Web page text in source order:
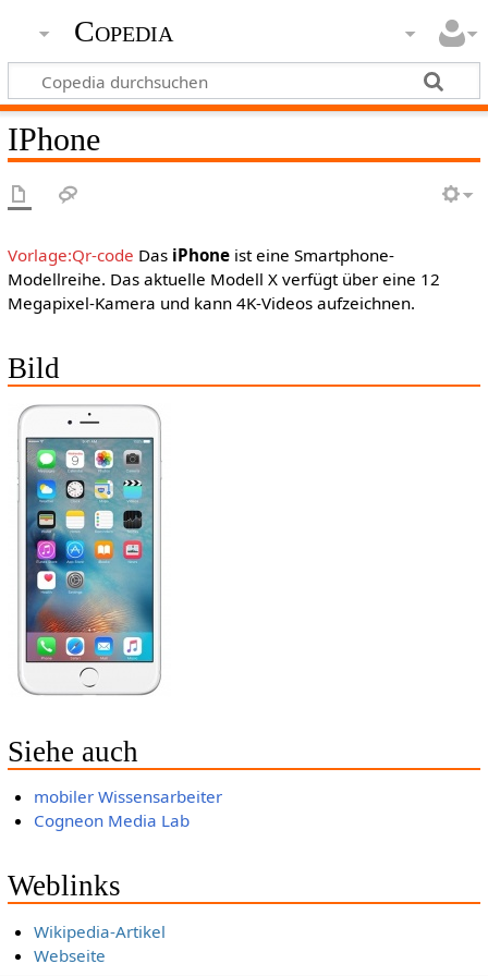
Copedia
IPhone
Vorlage:Qr-code Das iPhoneist eine Smartphone-
Modellreihe. Das aktuelle Modell X verfügt über eine 12
Megapixel-Kamera und kann 4K-Videos aufzeichnen.
Bild
Siehe auch
mobiler Wissensarbeiter
Cogneon Media Lab
Weblinks
Wikipedia-Artikel
Webseite